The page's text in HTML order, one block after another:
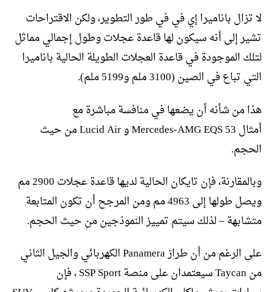
لا تزال باناميرا إي في في طور التطوير، ولكن الاقتراحات
تشير إلى أنه سيكون لها قاعدة عجلات وطول إجمالي مماثل
لتلك الموجودة في قاعدة العجلات الطويلة الحالية باناميرا
التي تباع في الصين (3100 ملم و5199 ملم).
هذا من شأنه أن يضعها في منافسة مباشرة مع
أمثال Mercedes-AMG EQS 53 و Lucid Air من حيث
الحجم.
وبالمقارنة، فإن تايكان الحالية لديها قاعدة عجلات 2900 مم
ويصل طولها إلى 4963 مم ومن المرجح أن تكون المتابعة
متشابهة – لذلك سيتم تمييز النموذجين من حيث الحجم.
على الرغم من أن طراز Panamera الكهربائي والجيل الثاني
من Taycan سيعتمدان على منصة SSP Sport ، فإن